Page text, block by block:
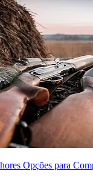
Opções para